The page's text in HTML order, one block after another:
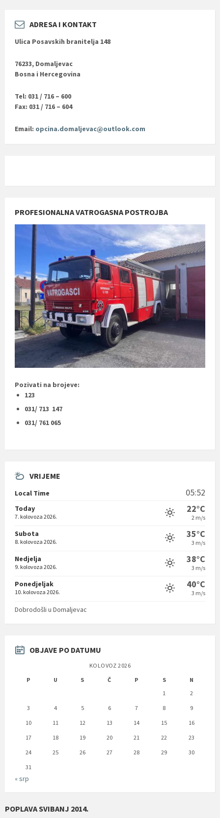
ADRESA I KONTAKT
Ulica Posavskih branitelja 148
76233, Domaljevac
Bosna i Hercegovina
Tel: 031 / 716 – 600
Fax: 031 / 716 – 604
Email: opcina.domaljevac@outlook.com
PROFESIONALNA VATROGASNA POSTROJBA
Pozivati na brojeve:
123
031/ 713 147
031/ 761 065
VRIJEME
Local Time 05:52
Today
7. kolovoza 2026.
22°C
2 m/s
Subota
8. kolovoza 2026.
35°C
3 m/s
Nedjelja
9. kolovoza 2026.
38°C
3 m/s
Ponedjeljak
10. kolovoza 2026.
40°C
3 m/s
Dobrodošli u Domaljevac
OBJAVE PO DATUMU
KOLOVOZ 2026
P
U S Č P S
N
1
2
3
4 5 6 7 8
9
10
11 12 13 14 15
16
17
18 19 20 21 22
23
24
25 26 27 28 29
30
31
« srp
POPLAVA SVIBANJ 2014.